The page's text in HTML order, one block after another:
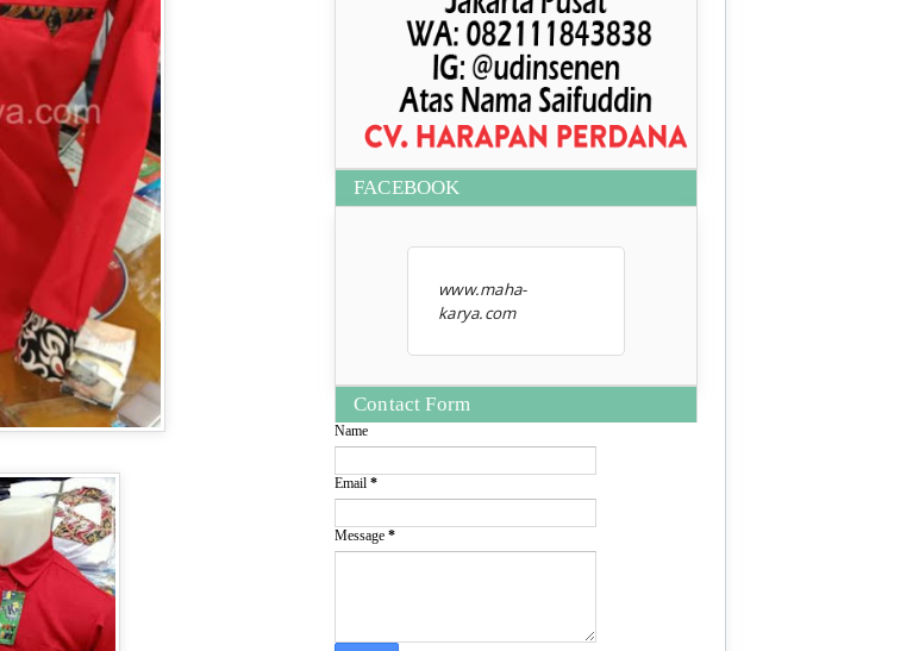
FACEBOOK
www.maha-
karya.com
Contact Form
Name
Email *
Message *